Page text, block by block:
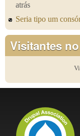
atrás
Seria tipo um
Visitantes